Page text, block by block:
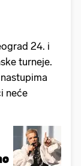
24. i
turneje.
neće